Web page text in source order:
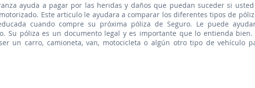
ayuda a pagar por las heridas y daños que puedan suceder si usted
Este articulo le ayudara a comparar los diferentes tipos de
cuando compre su próxima póliza de Seguro. Le puede
Su póliza es un documento legal y es importante que lo entienda bien.
un carro, camioneta, van, motocicleta o algún otro tipo de vehículo